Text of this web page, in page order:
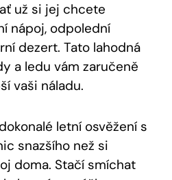
už si jej chcete
nápoj, odpolední
dezert. Tato ⁢lahodná‍
a ledu vám zaručeně
vaši náladu.
letní ⁢osvěžení s
snazšího‍ než ⁣si
doma. Stačí smíchat